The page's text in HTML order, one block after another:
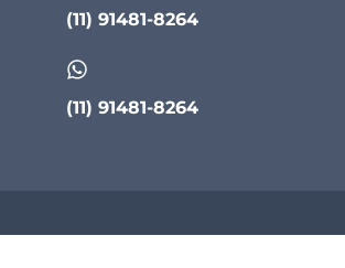
(11) 91481-8264
(11) 91481-8264